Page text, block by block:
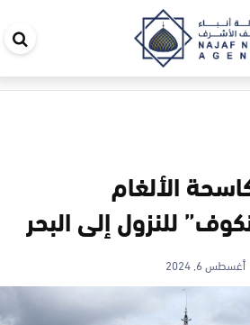
الألغام
للنزول إلى البحر
أغسطس 6, 2024